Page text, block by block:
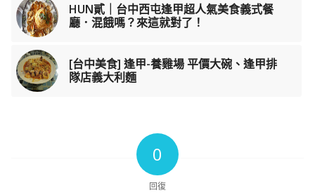
HUN貳｜台中西屯逢甲超人氣美食義式餐
廳．混餓嗎？來這就對了！
[台中美食] 逢甲-養雞場 平價大碗、逢甲排
隊店義大利麵
0
回復